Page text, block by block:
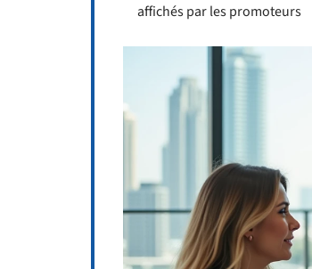
affichés par les promoteurs